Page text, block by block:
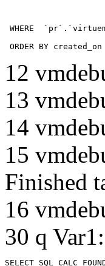
WHERE
ORDER BY created_on
12
13
14
15
Finished
16
30 q Var1:
SELECT